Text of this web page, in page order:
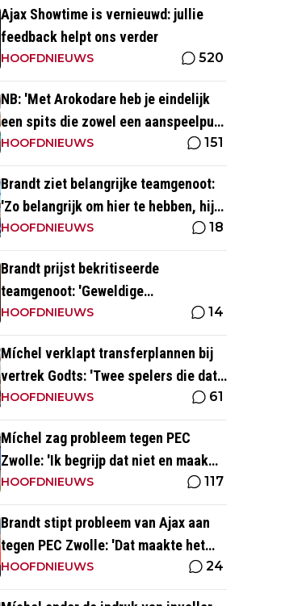
Ajax Showtime is vernieuwd: jullie
feedback helpt ons verder
HOOFDNIEUWS 520
NB: 'Met Arokodare heb je eindelijk
een spits die zowel een aanspeelpunt
is als diepte heeft'
HOOFDNIEUWS 151
Brandt ziet belangrijke teamgenoot:
'Zo belangrijk om hier te hebben, hij
heeft je rug'
HOOFDNIEUWS 18
Brandt prijst bekritiseerde
teamgenoot: 'Geweldige
diepteloopacties en timing'
HOOFDNIEUWS 14
Míchel verklapt transferplannen bij
vertrek Godts: 'Twee spelers die dat
hebben'
HOOFDNIEUWS 61
Míchel zag probleem tegen PEC
Zwolle: 'Ik begrijp dat niet en maak
mij daar zorgen om'
HOOFDNIEUWS 117
Brandt stipt probleem van Ajax aan
tegen PEC Zwolle: 'Dat maakte het
voor ons lastiger'
HOOFDNIEUWS 24